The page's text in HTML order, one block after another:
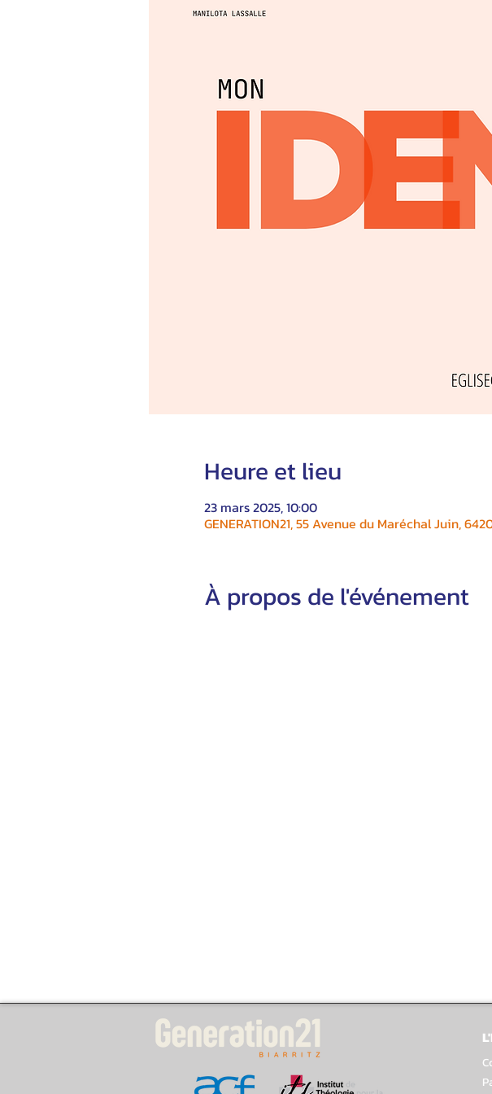
Heure et lieu
23 mars 2025, 10:00
GENERATION21, 55 Avenue du Maréchal Juin,
À propos de l'événement